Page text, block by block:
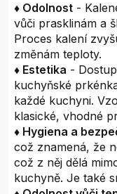
♦ Odolnost -
vůči prasklinám a
Proces kalení
změnám teploty.
♦ Estetika -
kuchyňské
každé kuchyni.
klasické, vhodné
♦ Hygiena a
což znamená, že
což z něj dělá
kuchyně. Je také